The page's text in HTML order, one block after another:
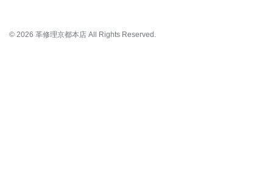
© 2026 革修理京都本店 All Rights Reserved.